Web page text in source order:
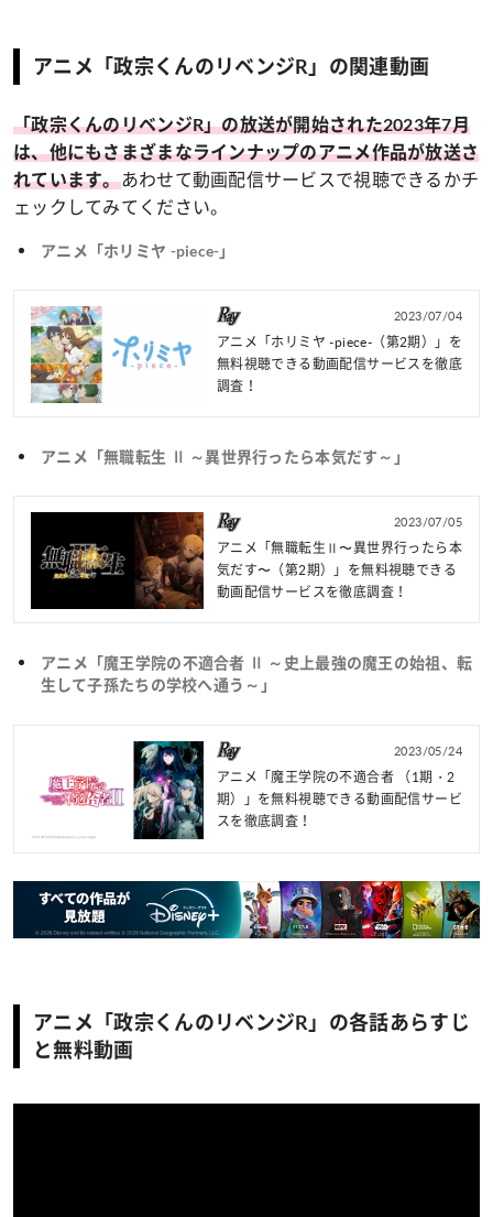
アニメ「政宗くんのリベンジR」の関連動画
「政宗くんのリベンジR」の放送が開始された2023年7月
は、他にもさまざまなラインナップのアニメ作品が放送さ
れています。あわせて動画配信サービスで視聴できるかチ
ェックしてみてください。
アニメ「ホリミヤ -piece-」
2023/07/04
アニメ「ホリミヤ -piece-（第2期）」を
無料視聴できる動画配信サービスを徹底
調査！
アニメ「無職転生 Ⅱ ～異世界行ったら本気だす～」
2023/07/05
アニメ「無職転生Ⅱ〜異世界行ったら本
気だす〜（第2期）」を無料視聴できる
動画配信サービスを徹底調査！
アニメ「魔王学院の不適合者 Ⅱ ～史上最強の魔王の始祖、転
生して子孫たちの学校へ通う～」
2023/05/24
アニメ「魔王学院の不適合者 （1期・2
期）」を無料視聴できる動画配信サービ
スを徹底調査！
アニメ「政宗くんのリベンジR」の各話あらすじ
と無料動画